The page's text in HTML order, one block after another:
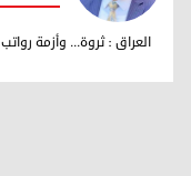
مهند محمود شوقي
العراق : ثروة... وأزمة رواتب